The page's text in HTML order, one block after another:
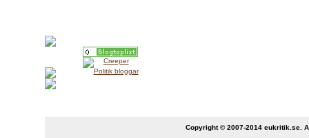
Copyright © 2007-2014 eukritik.se.